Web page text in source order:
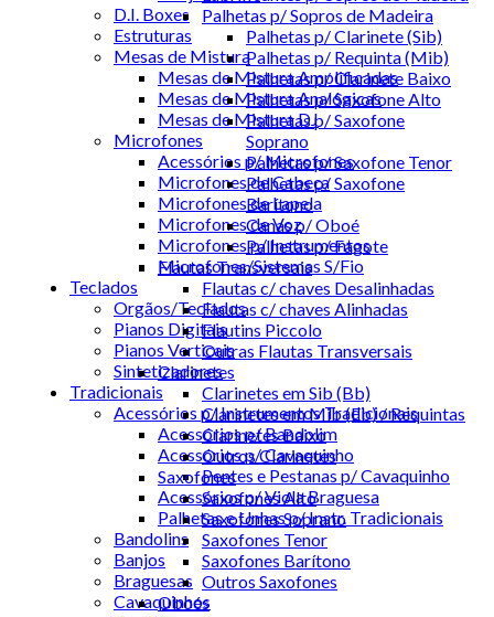
D.I. Boxes
Estruturas
Mesas de Mistura
Mesas de Mistura Amplificadas
Mesas de Mistura Analógicas
Mesas de Mistura DJ
Microfones
Acessórios p/ Microfones
Microfones de Cabeça
Microfones de Lapela
Microfones de Voz
Microfones p/ Instrumentos
Microfones/Sistemas S/Fio
Teclados
Orgãos/Teclados
Pianos Digitais
Pianos Verticais
Sintetizadores
Tradicionais
Acessórios p/ Instrumentos Tradicionais
Acessórios p/ Bandolim
Acessórios p/ Cavaquinho
Pentes e Pestanas p/ Cavaquinho
Acessórios p/ Viola Braguesa
Palhetas e Unhas p/ Instr. Tradicionais
Bandolins
Banjos
Braguesas
Cavaquinhos
Palhetas p/ Sopros de Madeira
Palhetas p/ Clarinete (Sib)
Palhetas p/ Requinta (Mib)
Palhetas p/ Clarinete Baixo
Palhetas p/ Saxofone Alto
Palhetas p/ Saxofone
Soprano
Palhetas p/ Saxofone Tenor
Palhetas p/ Saxofone
Barítono
Canas p/ Oboé
Palhetas p/ Fagote
Flautas Transversais
Flautas c/ chaves Desalinhadas
Flautas c/ chaves Alinhadas
Flautins Piccolo
Outras Flautas Transversais
Clarinetes
Clarinetes em Sib (Bb)
Clarinetes em Mib (Eb) / Requintas
Clarinetes Baixo
Outros Clarinetes
Saxofones
Saxofones Alto
Saxofones Soprano
Saxofones Tenor
Saxofones Barítono
Outros Saxofones
Oboés